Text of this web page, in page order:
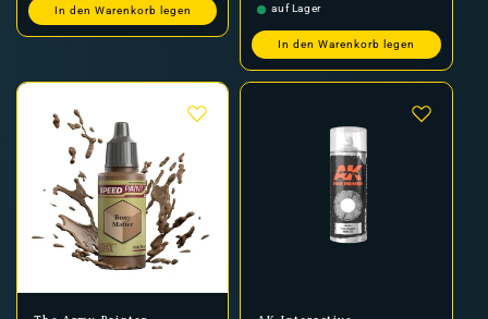
In den Warenkorb legen
auf Lager
In den Warenkorb legen